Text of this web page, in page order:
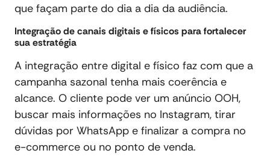
que façam parte do dia a dia da audiência.
Integração de canais digitais e físicos para fortalecer
sua estratégia
A integração entre digital e físico faz com que a
campanha sazonal tenha mais coerência e
alcance. O cliente pode ver um anúncio OOH,
buscar mais informações no Instagram, tirar
dúvidas por WhatsApp e finalizar a compra no
e-commerce ou no ponto de venda.